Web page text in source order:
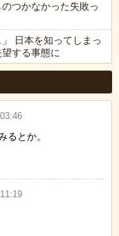
つかなかった失敗っ
日本を知ってしまっ
する事態に
るとか。